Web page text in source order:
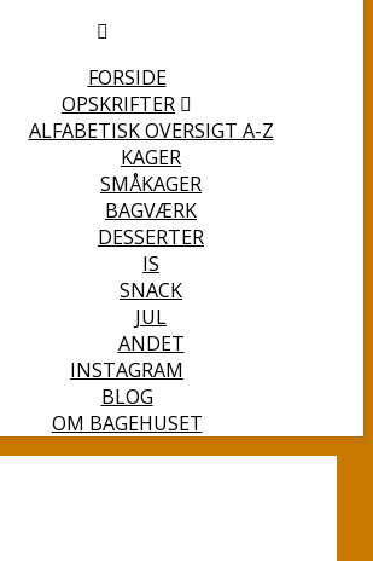
FORSIDE
OPSKRIFTER
ALFABETISK OVERSIGT A-Z
KAGER
SMÅKAGER
BAGVÆRK
DESSERTER
IS
SNACK
JUL
ANDET
INSTAGRAM
BLOG
OM BAGEHUSET